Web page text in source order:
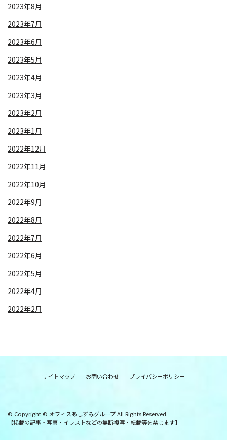
2023年8月
2023年7月
2023年6月
2023年5月
2023年4月
2023年3月
2023年2月
2023年1月
2022年12月
2022年11月
2022年10月
2022年9月
2022年8月
2022年7月
2022年6月
2022年5月
2022年4月
2022年2月
サイトマップ お問い合わせ プライバシーポリシー
© Copyright © オフィスあしずみグループ All Rights Reserved.
【掲載の記事・写真・イラストなどの無断複写・転載等を禁じます】